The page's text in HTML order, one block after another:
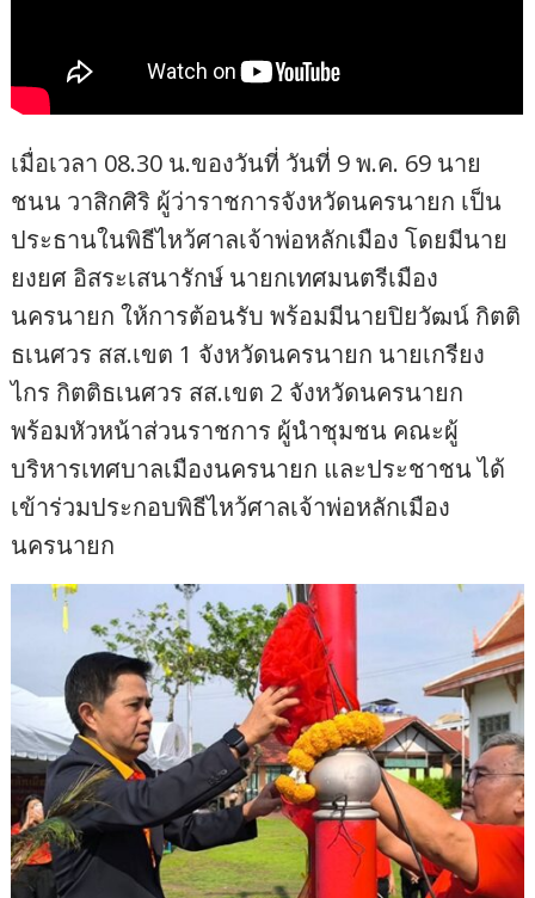
เมื่อเวลา 08.30 น.ของวันที่ วันที่ 9 พ.ค. 69 นาย
ชนน วาสิกศิริ ผู้ว่าราชการจังหวัดนครนายก เป็น
ประธานในพิธีไหว้ศาลเจ้าพ่อหลักเมือง โดยมีนาย
ยงยศ อิสระเสนารักษ์ นายกเทศมนตรีเมือง
นครนายก ให้การต้อนรับ พร้อมมีนายปิยวัฒน์ กิตติ
ธเนศวร สส.เขต 1 จังหวัดนครนายก นายเกรียง
ไกร กิตติธเนศวร สส.เขต 2 จังหวัดนครนายก
พร้อมหัวหน้าส่วนราชการ ผู้นำชุมชน คณะผู้
บริหารเทศบาลเมืองนครนายก และประชาชน ได้
เข้าร่วมประกอบพิธีไหว้ศาลเจ้าพ่อหลักเมือง
นครนายก